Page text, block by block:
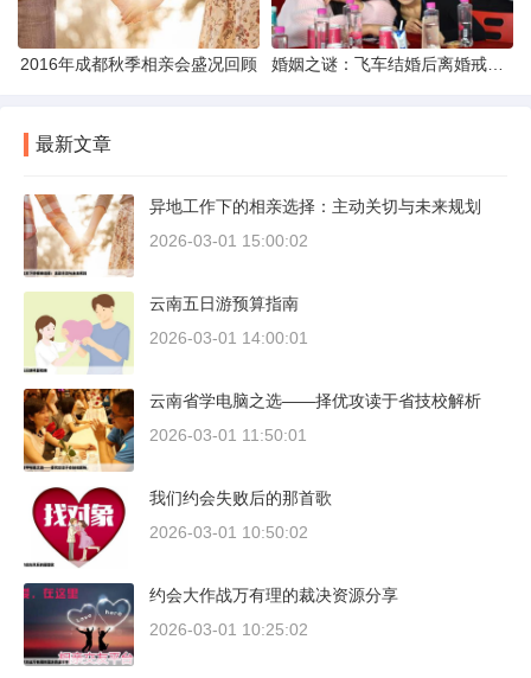
2016年成都秋季相亲会盛况回顾
最新文章
异地工作下的相亲选择：主动关切与未来规划
2026-03-01 15:00:02
云南五日游预算指南
2026-03-01 14:00:01
云南省学电脑之选——择优攻读于省技校解析
2026-03-01 11:50:01
我们约会失败后的那首歌
2026-03-01 10:50:02
约会大作战万有理的裁决资源分享
2026-03-01 10:25:02